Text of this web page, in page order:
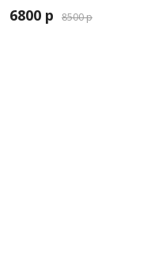
6800 р 8500 р